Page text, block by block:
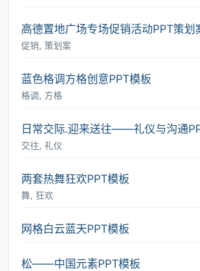
高德置地广场专场促销活动PPT策划
促销, 策划案
蓝色格调方格创意PPT模板
格调, 方格
日常交际.迎来送往――礼仪与沟通
交往, 礼仪
两套热舞狂欢PPT模板
舞, 狂欢
网格白云蓝天PPT模板
松――中国元素PPT模板